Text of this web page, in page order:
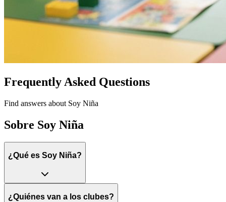
Frequently Asked Questions
Find answers about Soy Niña
Sobre Soy Niña
¿Qué es Soy Niña?
¿Quiénes van a los clubes?